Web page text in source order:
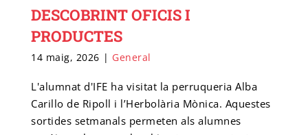
DESCOBRINT OFICIS I
PRODUCTES
14 maig, 2026 | General
L'alumnat d'IFE ha visitat la perruqueria Alba
Carillo de Ripoll i l’Herbolària Mònica. Aquestes
sortides setmanals permeten als alumnes